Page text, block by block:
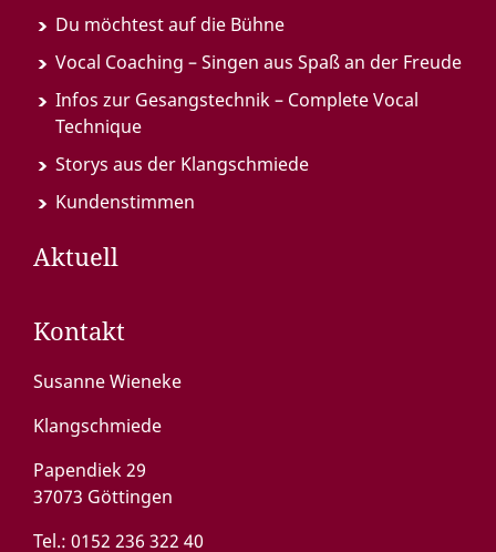
Du möchtest auf die Bühne
Vocal Coaching – Singen aus Spaß an der Freude
Infos zur Gesangstechnik – Complete Vocal
Technique
Storys aus der Klangschmiede
Kundenstimmen
Aktuell
Kontakt
Susanne Wieneke
Klangschmiede
Papendiek 29
37073 Göttingen
Tel.: 0152 236 322 40